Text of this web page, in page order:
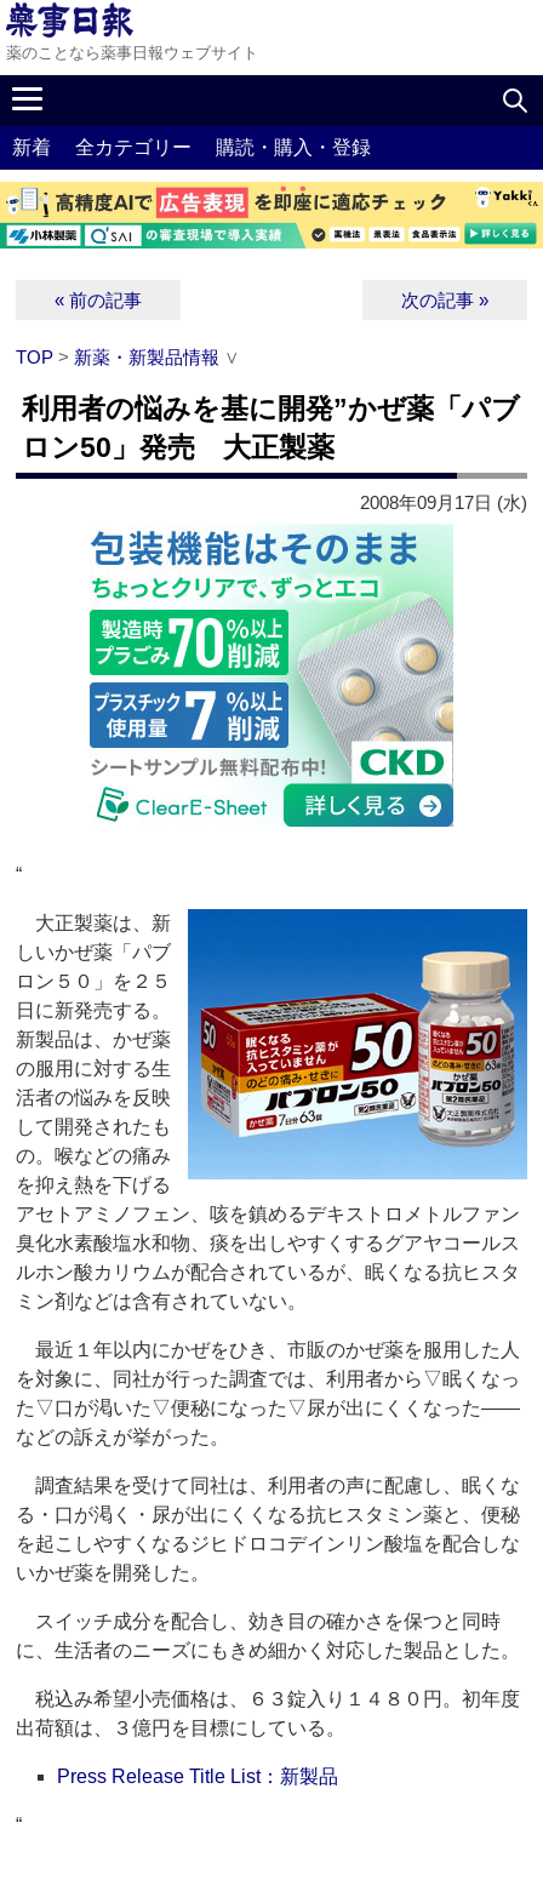
薬のことなら薬事日報ウェブサイト
新着 全カテゴリー 購読・購入・登録
« 前の記事 次の記事 »
TOP > 新薬・新製品情報 ∨
利用者の悩みを基に開発”かぜ薬「パブ
ロン50」発売 大正製薬
2008年09月17日 (水)
“
大正製薬は、新
しいかぜ薬「パブ
ロン５０」を２５
日に新発売する。
新製品は、かぜ薬
の服用に対する生
活者の悩みを反映
して開発されたも
の。喉などの痛み
を抑え熱を下げる
アセトアミノフェン、咳を鎮めるデキストロメトルファン
臭化水素酸塩水和物、痰を出しやすくするグアヤコールス
ルホン酸カリウムが配合されているが、眠くなる抗ヒスタ
ミン剤などは含有されていない。
最近１年以内にかぜをひき、市販のかぜ薬を服用した人
を対象に、同社が行った調査では、利用者から▽眠くなっ
た▽口が渇いた▽便秘になった▽尿が出にくくなった――
などの訴えが挙がった。
調査結果を受けて同社は、利用者の声に配慮し、眠くな
る・口が渇く・尿が出にくくなる抗ヒスタミン薬と、便秘
を起こしやすくなるジヒドロコデインリン酸塩を配合しな
いかぜ薬を開発した。
スイッチ成分を配合し、効き目の確かさを保つと同時
に、生活者のニーズにもきめ細かく対応した製品とした。
税込み希望小売価格は、６３錠入り１４８０円。初年度
出荷額は、３億円を目標にしている。
Press Release Title List：新製品
“